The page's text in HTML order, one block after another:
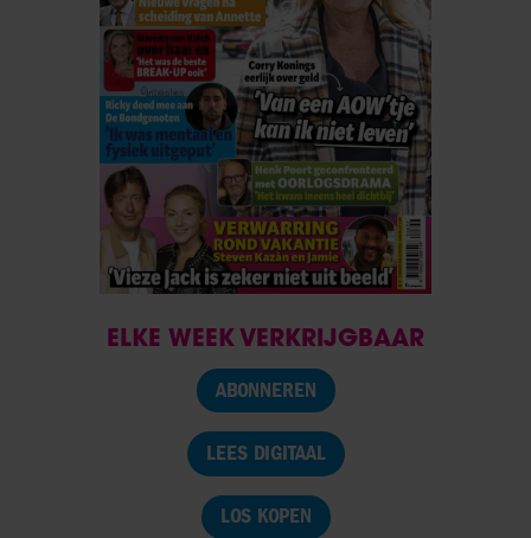
ELKE WEEK VERKRIJGBAAR
ABONNEREN
LEES DIGITAAL
LOS KOPEN